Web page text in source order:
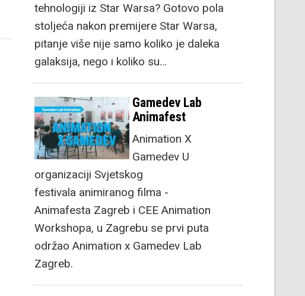
tehnologiji iz Star Warsa? Gotovo pola
stoljeća nakon premijere Star Warsa,
pitanje više nije samo koliko je daleka
galaksija, nego i koliko su…
Gamedev Lab
Animafest
Animation X
Gamedev U
organizaciji Svjetskog
festivala animiranog filma -
Animafesta Zagreb i CEE Animation
Workshopa, u Zagrebu se prvi puta
održao Animation x Gamedev Lab
Zagreb.